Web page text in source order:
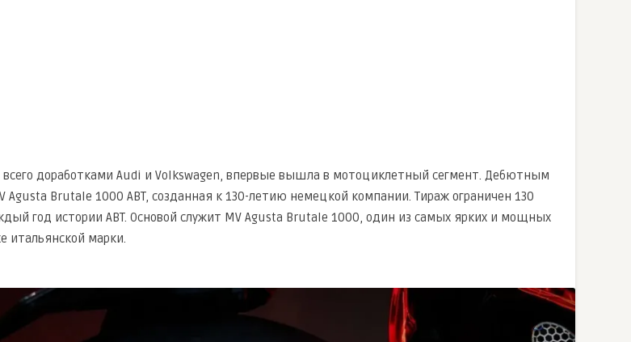
всего доработками Audi и Volkswagen, впервые вышла в мотоциклетный сегмент. Дебютным
Agusta Brutale 1000 ABT, созданная к 130-летию немецкой компании. Тираж ограничен 130
год истории ABT. Основой служит MV Agusta Brutale 1000, один из самых ярких и мощных
итальянской марки.